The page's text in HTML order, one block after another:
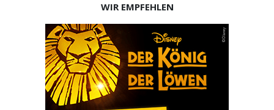
WIR EMPFEHLEN